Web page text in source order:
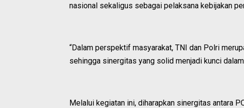
nasional sekaligus sebagai pelaksana kebijakan
“Dalam perspektif masyarakat, TNI dan Polri
sehingga sinergitas yang solid menjadi kunci
Melalui kegiatan ini, diharapkan sinergitas antara